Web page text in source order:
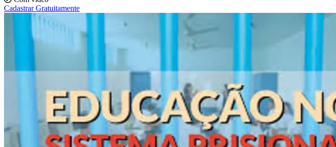
Cadastrar Gratuitamente